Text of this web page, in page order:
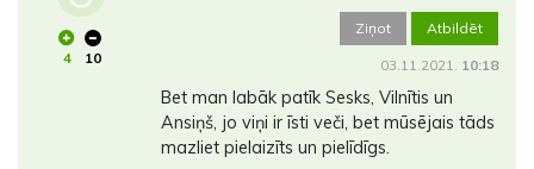
4 10
Ziņot Atbildēt
03.11.2021. 10:18
Bet man labāk patīk Sesks, Vilnītis un
Ansiņš, jo viņi ir īsti veči, bet mūsējais tāds
mazliet pielaizīts un pielīdīgs.